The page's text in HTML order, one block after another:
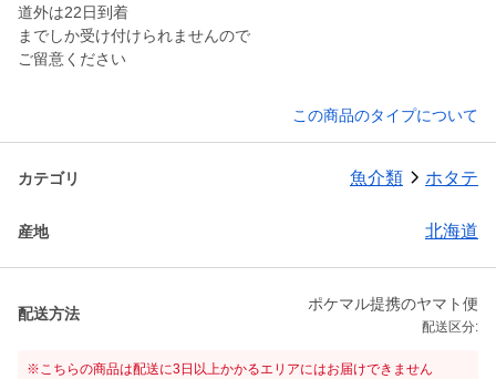
道外は22日到着
までしか受け付けられませんので
ご留意ください
この商品のタイプについて
カテゴリ 魚介類 ホタテ
産地 北海道
配送方法
ポケマル提携のヤマト便
配送区分:
※こちらの商品は配送に3日以上かかるエリアにはお届けできません